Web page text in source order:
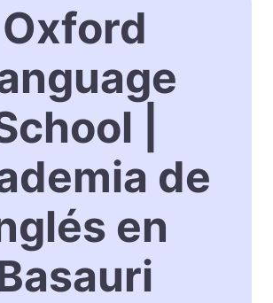
Oxford
|
de
en